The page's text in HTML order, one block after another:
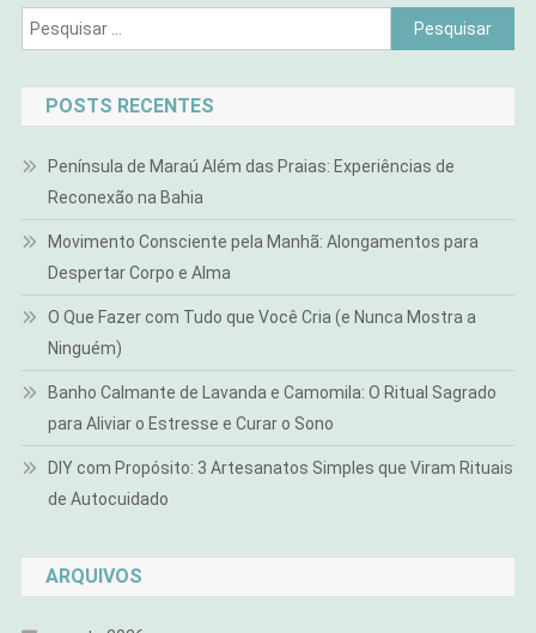
Pesquisar
por:
POSTS RECENTES
Península de Maraú Além das Praias: Experiências de
Reconexão na Bahia
Movimento Consciente pela Manhã: Alongamentos para
Despertar Corpo e Alma
O Que Fazer com Tudo que Você Cria (e Nunca Mostra a
Ninguém)
Banho Calmante de Lavanda e Camomila: O Ritual Sagrado
para Aliviar o Estresse e Curar o Sono
DIY com Propósito: 3 Artesanatos Simples que Viram Rituais
de Autocuidado
ARQUIVOS